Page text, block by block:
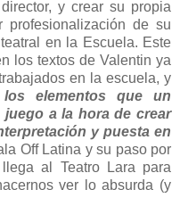
y crear su propia
profesionalización de su
en la Escuela. Este
los textos de Valentin ya
en la escuela, y
elementos que un
a la hora de crear
y puesta en
Off Latina y su paso por
al Teatro Lara para
ver lo absurda (y